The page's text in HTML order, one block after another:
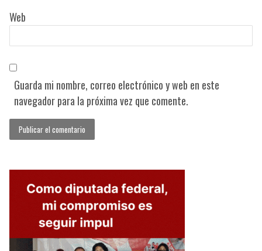
Web
Guarda mi nombre, correo electrónico y web en este
navegador para la próxima vez que comente.